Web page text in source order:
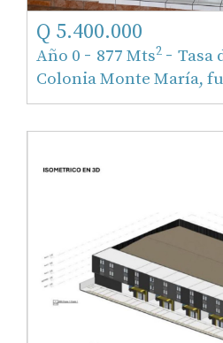
Q 5.400.000
Año 0 - 877 Mts2 - Tasa
Colonia Monte María,